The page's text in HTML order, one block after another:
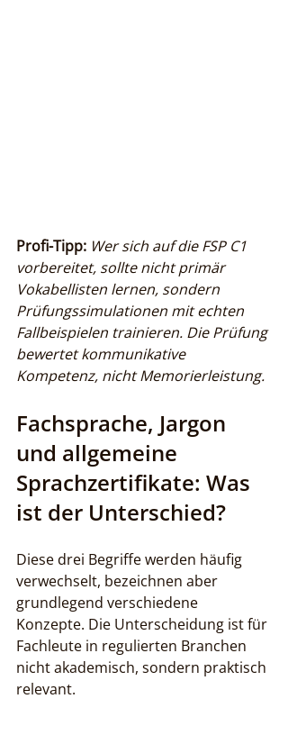
Profi-Tipp: Wer sich auf die FSP C1
vorbereitet, sollte nicht primär
Vokabellisten lernen, sondern
Prüfungssimulationen mit echten
Fallbeispielen trainieren. Die Prüfung
bewertet kommunikative
Kompetenz, nicht Memorierleistung.
Fachsprache, Jargon
und allgemeine
Sprachzertifikate: Was
ist der Unterschied?
Diese drei Begriffe werden häufig
verwechselt, bezeichnen aber
grundlegend verschiedene
Konzepte. Die Unterscheidung ist für
Fachleute in regulierten Branchen
nicht akademisch, sondern praktisch
relevant.